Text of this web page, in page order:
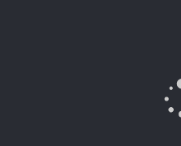
врага. Однако допрос
командование надеется,
Дмитрий понимает,